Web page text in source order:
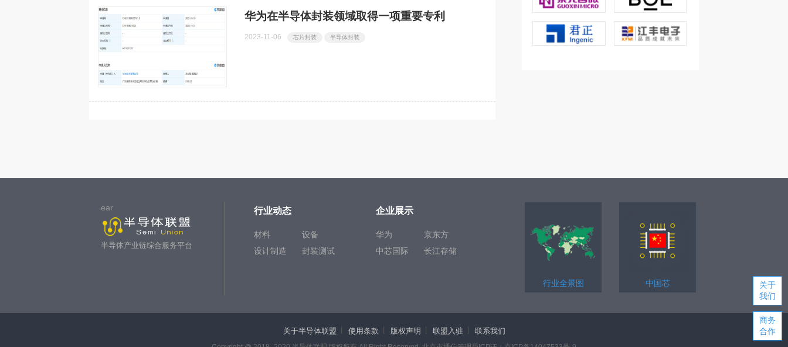
华为在半导体封装领域取得一项重要专利
2023-11-06 芯片封装 半导体封装
ear
半导体产业链综合服务平台
行业动态
材料
设备
设计制造
封装测试
企业展示
华为
京东方
中芯国际
长江存储
行业全景图 中国芯
关于半导体联盟 使用条款 版权声明 联盟入驻 联系我们
关于
我们
商务
合作